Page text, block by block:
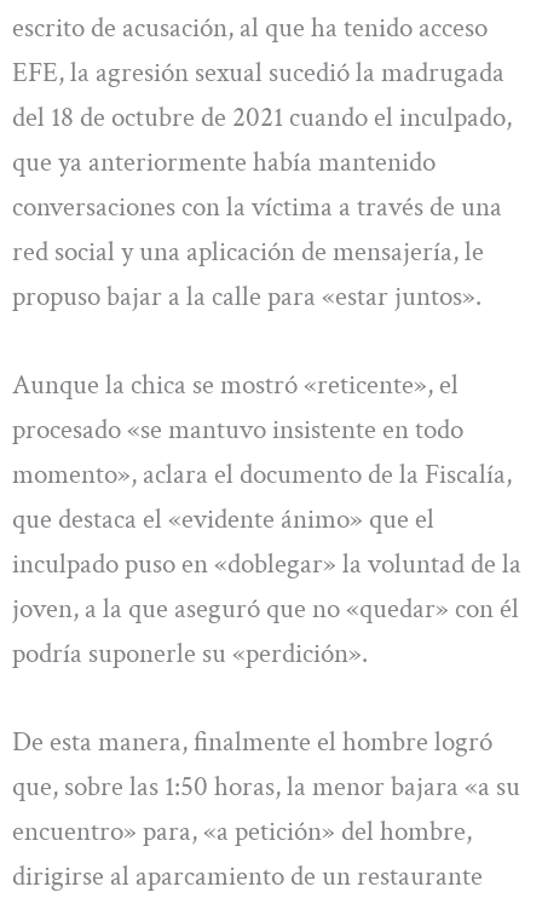
escrito de acusación, al que ha tenido acceso
EFE, la agresión sexual sucedió la madrugada
del 18 de octubre de 2021 cuando el inculpado,
que ya anteriormente había mantenido
conversaciones con la víctima a través de una
red social y una aplicación de mensajería, le
propuso bajar a la calle para «estar juntos».
Aunque la chica se mostró «reticente», el
procesado «se mantuvo insistente en todo
momento», aclara el documento de la Fiscalía,
que destaca el «evidente ánimo» que el
inculpado puso en «doblegar» la voluntad de la
joven, a la que aseguró que no «quedar» con él
podría suponerle su «perdición».
De esta manera, finalmente el hombre logró
que, sobre las 1:50 horas, la menor bajara «a su
encuentro» para, «a petición» del hombre,
dirigirse al aparcamiento de un restaurante